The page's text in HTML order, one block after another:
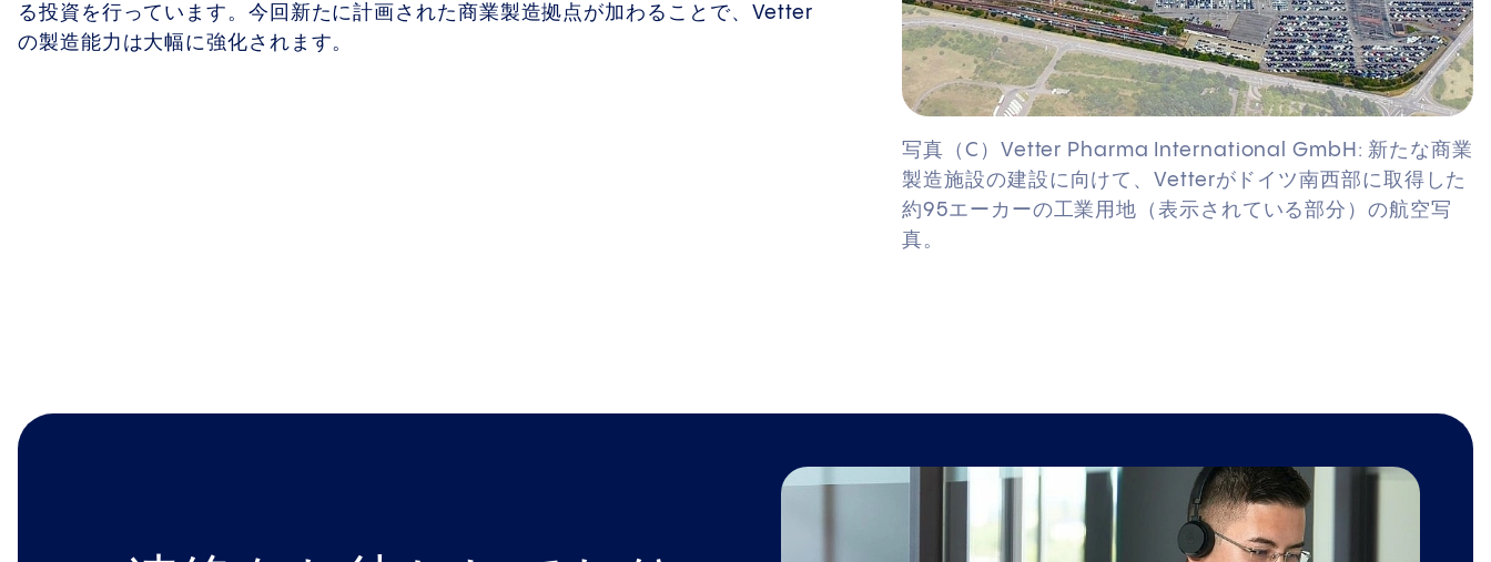
写真（C）Vetter Pharma International GmbH: 新たな商業
製造施設の建設に向けて、Vetterがドイツ南西部に取得した
約95エーカーの工業用地（表示されている部分）の航空写
真。
る投資を行っています。今回新たに計画された商業製造拠点が加わることで、Vetter
の製造能力は大幅に強化されます。